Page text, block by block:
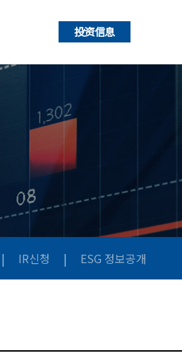
投资信息
| IR신청 | ESG 정보공개